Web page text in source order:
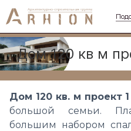
Дом 120 кв м
Дом 120 кв. м проект
большой семьи.
большим набором